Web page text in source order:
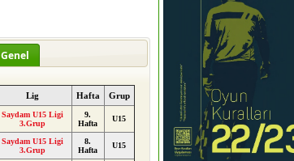
Genel
Lig Hafta Grup
Saydam U15 Ligi
3.Grup
9.
Hafta
U15
Saydam U15 Ligi
3.Grup
8.
Hafta
U15